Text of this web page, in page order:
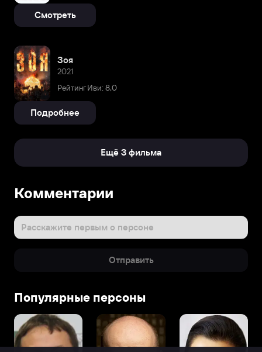
Смотреть
Зоя
2021
Рейтинг Иви: 8,0
Подробнее
Ещё 3 фильма
Комментарии
Расскажите первым о персоне
Отправить
Популярные персоны